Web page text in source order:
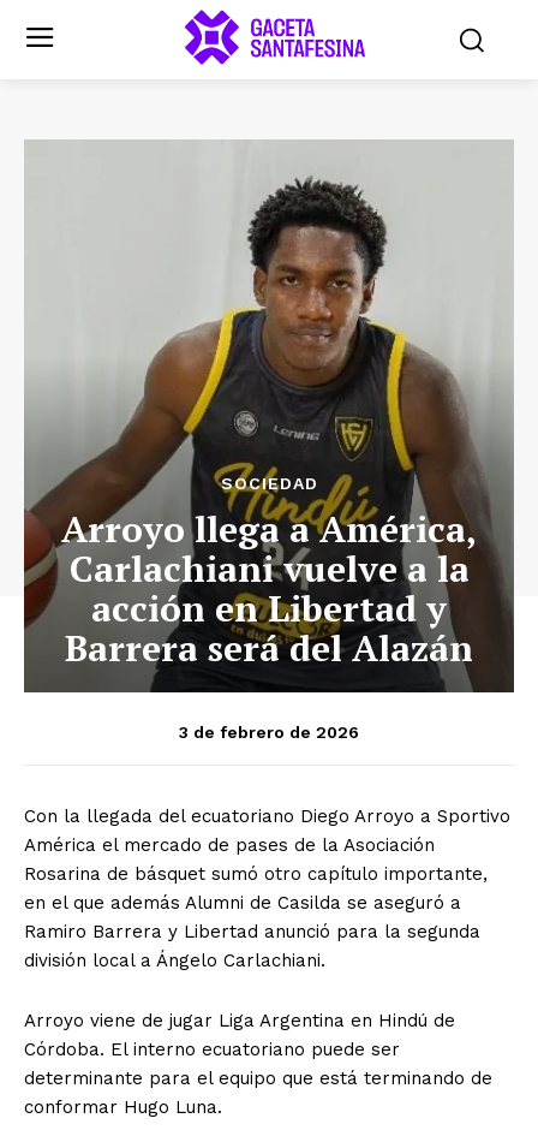
SOCIEDAD
Arroyo llega a América,
Carlachiani vuelve a la
acción en Libertad y
Barrera será del Alazán
3 de febrero de 2026
Con la llegada del ecuatoriano Diego Arroyo a Sportivo
América el mercado de pases de la Asociación
Rosarina de básquet sumó otro capítulo importante,
en el que además Alumni de Casilda se aseguró a
Ramiro Barrera y Libertad anunció para la segunda
división local a Ángelo Carlachiani.
Arroyo viene de jugar Liga Argentina en Hindú de
Córdoba. El interno ecuatoriano puede ser
determinante para el equipo que está terminando de
conformar Hugo Luna.